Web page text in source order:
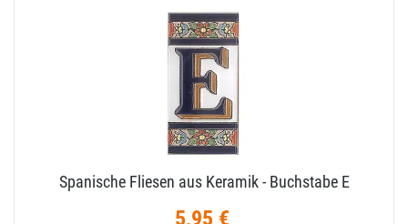
Spanische Fliesen aus Keramik - Buchstabe E
5,95 €